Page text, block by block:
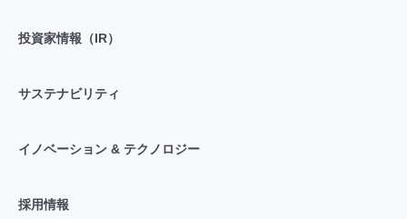
投資家情報（IR）
サステナビリティ
イノベーション & テクノロジー
採用情報